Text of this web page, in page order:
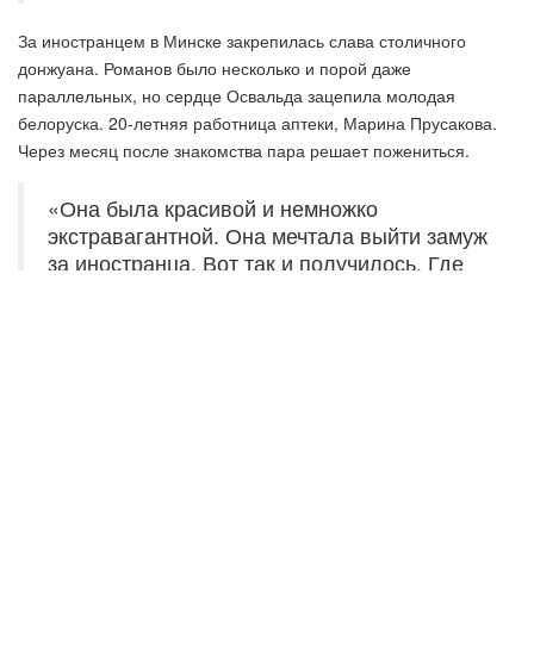
За иностранцем в Минске закрепилась слава столичного
донжуана. Романов было несколько и порой даже
параллельных, но сердце Освальда зацепила молодая
белоруска. 20-летняя работница аптеки, Марина Прусакова.
Через месяц после знакомства пара решает пожениться.
«Она была красивой и немножко
экстравагантной. Она мечтала выйти замуж
за иностранца. Вот так и получилось. Где